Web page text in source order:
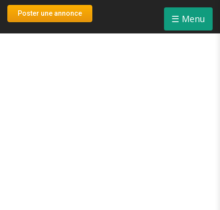
Poster une annonce
Inscription
☰ Menu